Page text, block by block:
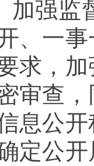
加强监
、一
求，
审查
息公
定公